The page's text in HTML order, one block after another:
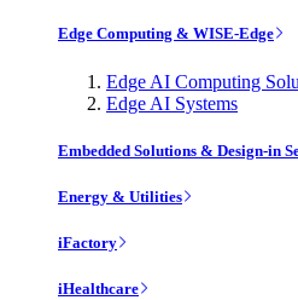
Edge Computing & WISE-Edge
Edge AI Computing
Edge AI Systems
Embedded Solutions & Design-in
Energy & Utilities
iFactory
iHealthcare